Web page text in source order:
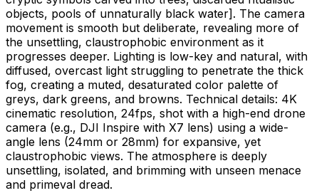
objects, pools of unnaturally black water] . The camera
movement is smooth but deliberate, revealing more of
the unsettling, claustrophobic environment as it
progresses deeper. Lighting is low-key and natural, with
diffused, overcast light struggling to penetrate the thick
fog, creating a muted, desaturated color palette of
greys, dark greens, and browns. Technical details: 4K
cinematic resolution, 24fps, shot with a high-end drone
camera (e.g., DJI Inspire with X7 lens) using a wide-
angle lens (24mm or 28mm) for expansive, yet
claustrophobic views. The atmosphere is deeply
unsettling, isolated, and brimming with unseen menace
and primeval dread.